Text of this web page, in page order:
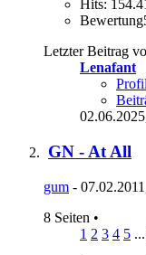
Hits:
Letzter Beitrag
Lenafant
GN - At All
gum -
8 Seiten •
1 2 3 4 5 ...